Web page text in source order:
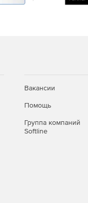
Вакансии
Помощь
Группа компаний
Softline